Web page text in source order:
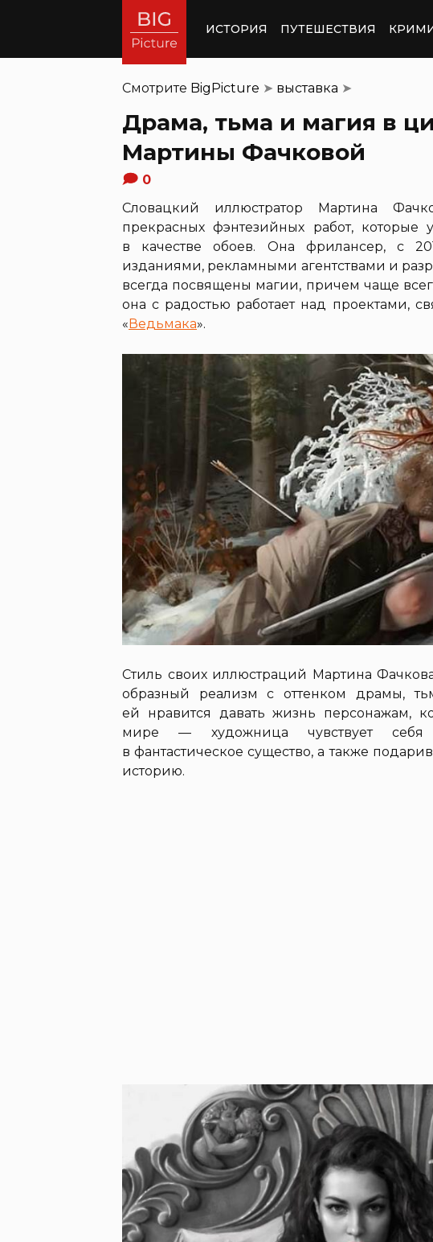
ИСТОРИЯ ПУТЕШЕСТВИЯ
Смотрите BigPicture ➤ выставка ➤
Драма, тьма и магия в
Мартины Фачковой
0
Словацкий иллюстратор Мартина
прекрасных фэнтезийных работ, которые
в качестве обоев. Она фрилансер, с
изданиями, рекламными агентствами и
всегда посвящены магии, причем чаще
она с радостью работает над проектами,
«Ведьмака».
Стиль своих иллюстраций Мартина
образный реализм с оттенком драмы,
ей нравится давать жизнь персонажам,
мире — художница чувствует себя
в фантастическое существо, а также
историю.